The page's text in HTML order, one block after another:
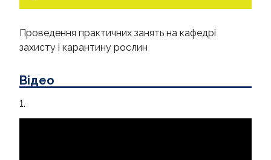
АБІТУРІЄНТУ
НАВЧАННЯ
КОНТАКТИ
Проведення практичних занять на кафедрі
захисту і карантину рослин
Відео
1.